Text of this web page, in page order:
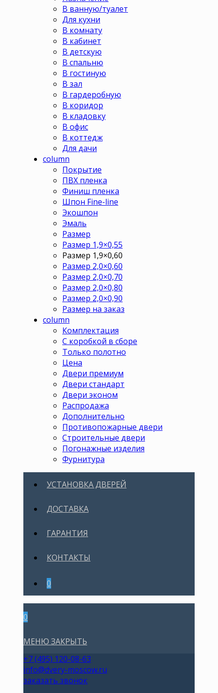
В ванную/туалет
Для кухни
В комнату
В кабинет
В детскую
В спальню
В гостиную
В зал
В гардеробную
В коридор
В кладовку
В офис
В коттедж
Для дачи
column
Покрытие
ПВХ пленка
Финиш пленка
Шпон Fine-line
Экошпон
Эмаль
Размер
Размер 1,9×0,55
Размер 1,9×0,60
Размер 2,0×0,60
Размер 2,0×0,70
Размер 2,0×0,80
Размер 2,0×0,90
Размер на заказ
column
Комплектация
С коробкой в сборе
Только полотно
Цена
Двери премиум
Двери стандарт
Двери эконом
Распродажа
Дополнительно
Противопожарные двери
Строительные двери
Погонажные изделия
Фурнитура
УСТАНОВКА ДВЕРЕЙ
ДОСТАВКА
ГАРАНТИЯ
КОНТАКТЫ
0
0
МЕНЮ ЗАКРЫТЬ
+7 (495) 120-08-63
info@dvery-moscow.ru
заказать звонок